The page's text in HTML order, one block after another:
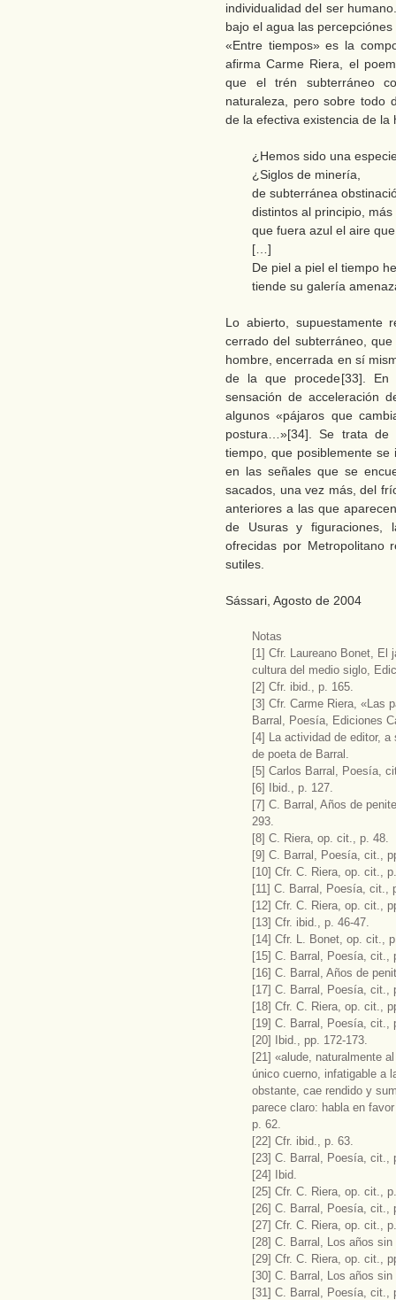
individualidad del ser
bajo el agua las
«Entre tiempos» es la
afirma Carme Riera, el
que el trén subterráneo
naturaleza, pero sobre todo
de la efectiva existencia de
¿Hemos sido una
¿Siglos de minería,
de subterránea
distintos al principio, más
que fuera azul el aire
[…]
De piel a piel el tiempo
tiende su galería
Lo abierto, supuestamente
cerrado del subterráneo,
hombre, encerrada en sí
de la que procede[33].
sensación de acceleración
algunos «pájaros que
postura…»[34]. Se trata
tiempo, que posiblemente
en las señales que se
sacados, una vez más, del
anteriores a las que
de Usuras y figuraciones,
ofrecidas por Metropolitano
sutiles.
Sássari, Agosto de 2004
Notas
[1] Cfr. Laureano Bonet, El
cultura del medio siglo,
[2] Cfr. ibid., p. 165.
[3] Cfr. Carme Riera, «Las
Barral, Poesía, Ediciones
[4] La actividad de editor,
de poeta de Barral.
[5] Carlos Barral, Poesía,
[6] Ibid., p. 127.
[7] C. Barral, Años de
293.
[8] C. Riera, op. cit., p. 48.
[9] C. Barral, Poesía, cit.,
[10] Cfr. C. Riera, op. cit.,
[11] C. Barral, Poesía, cit.,
[12] Cfr. C. Riera, op. cit.,
[13] Cfr. ibid., p. 46-47.
[14] Cfr. L. Bonet, op. cit.,
[15] C. Barral, Poesía, cit.,
[16] C. Barral, Años de
[17] C. Barral, Poesía, cit.,
[18] Cfr. C. Riera, op. cit.,
[19] C. Barral, Poesía, cit.,
[20] Ibid., pp. 172-173.
[21] «alude, naturalmente
único cuerno, infatigable a
obstante, cae rendido y
parece claro: habla en
p. 62.
[22] Cfr. ibid., p. 63.
[23] C. Barral, Poesía, cit.,
[24] Ibid.
[25] Cfr. C. Riera, op. cit.,
[26] C. Barral, Poesía, cit.,
[27] Cfr. C. Riera, op. cit.,
[28] C. Barral, Los años
[29] Cfr. C. Riera, op. cit.,
[30] C. Barral, Los años
[31] C. Barral, Poesía, cit.,